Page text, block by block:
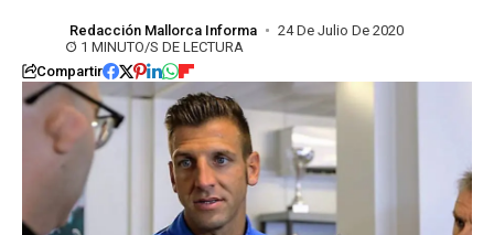
Redacción Mallorca Informa
24 De Julio De 2020
1 MINUTO/S DE LECTURA
Compartir